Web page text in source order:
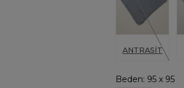
ANTRASİT
Beden: 95 x 95